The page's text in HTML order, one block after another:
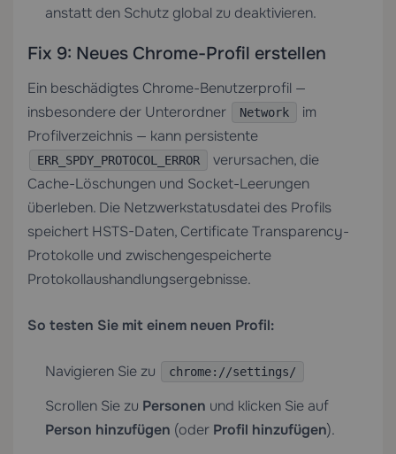
anstatt den Schutz global zu deaktivieren.
Fix 9: Neues Chrome-Profil erstellen
Ein beschädigtes Chrome-Benutzerprofil —
insbesondere der Unterordner
Network
im
Profilverzeichnis — kann persistente
ERR_SPDY_PROTOCOL_ERROR
verursachen, die
Cache-Löschungen und Socket-Leerungen
überleben. Die Netzwerkstatusdatei des Profils
speichert HSTS-Daten, Certificate Transparency-
Protokolle und zwischengespeicherte
Protokollaushandlungsergebnisse.
So testen Sie mit einem neuen Profil:
Navigieren Sie zu chrome://settings/
Scrollen Sie zu Personen und klicken Sie auf
Person hinzufügen (oder Profil hinzufügen).